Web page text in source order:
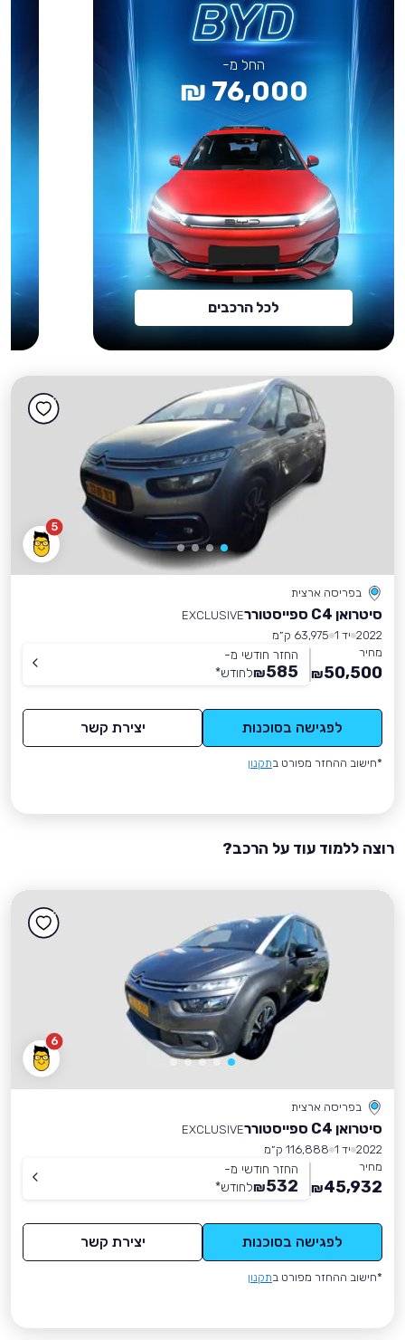
החל מ-
76,000 ₪
לכל הרכבים
5
בפריסה ארצית
סיטרואן C4 ספייסטורר
EXCLUSIVE
2022 יד 1
63,975 ק״מ
מחיר
50,500
₪
החזר חודשי מ-
585
₪לחודש*
לפגישה בסוכנות יצירת קשר
*חישוב ההחזר מפורט בתקנון
רוצה ללמוד עוד על הרכב?
6
בפריסה ארצית
סיטרואן C4 ספייסטורר
EXCLUSIVE
2022 יד 1
116,888 ק״מ
מחיר
45,932
₪
החזר חודשי מ-
532
₪לחודש*
לפגישה בסוכנות יצירת קשר
*חישוב ההחזר מפורט בתקנון